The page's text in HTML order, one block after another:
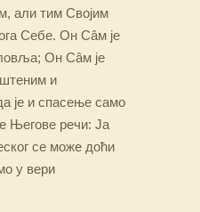
али тим Својим
Себе. Он Сâм је
Он Сâм је
и
је и спасење само
Његове речи: Ја
се може доћи
у вери